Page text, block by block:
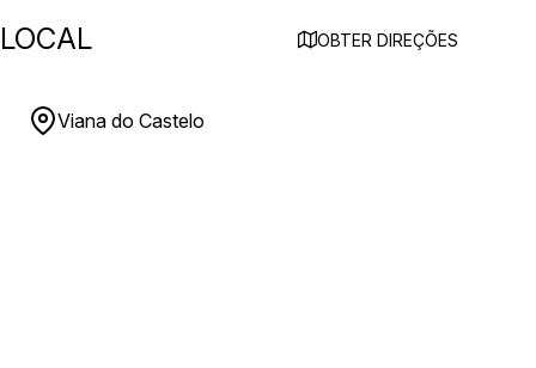
LOCAL OBTER DIREÇÕES
Viana do Castelo